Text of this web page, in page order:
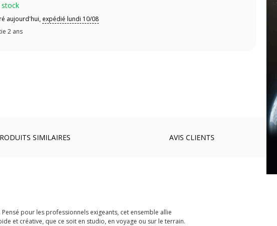
stock
aujourd'hui, expédié lundi 10/08
2 ans
SIMILAIRES AVIS CLIENTS
pour les professionnels exigeants, cet ensemble allie
et créative, que ce soit en studio, en voyage ou sur le terrain.